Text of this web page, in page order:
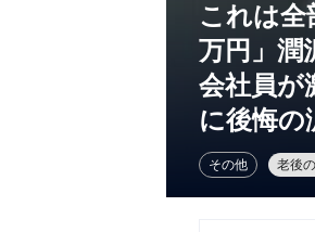
これは全
万円」潤
会社員が
に後悔の
その他 老後